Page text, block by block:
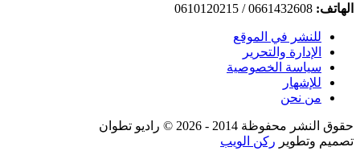
الهاتف: 0661432608 / 0610120215
للنشر في الموقع
الإدارة والتحرير
سياسة الخصوصية
للإشهار
من نحن
حقوق النشر محفوظة 2014 - 2026 © راديو تطوان
تصميم وتطوير ركن الويب